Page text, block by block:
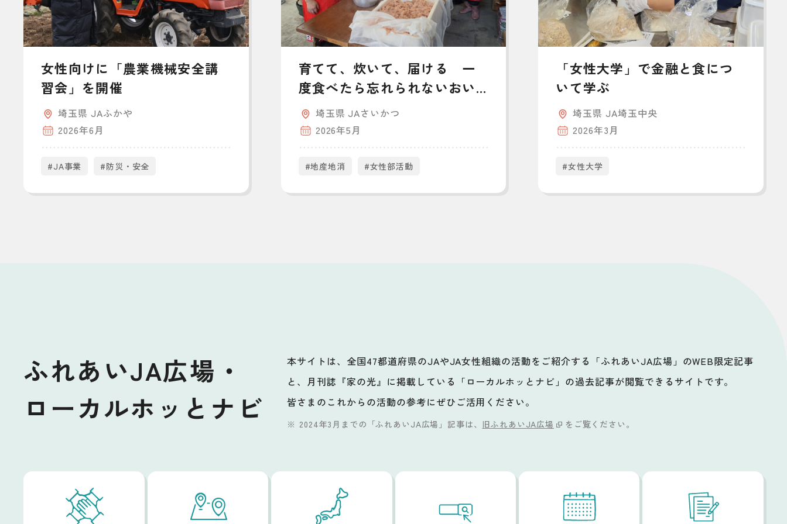
女性向けに「農業機械安全講
習会」を開催
埼玉県 JAふかや
2026年6月
#JA事業 #防災・安全
育てて、炊いて、届ける 一
度食べたら忘れられないおい
しさ埼玉県 JAさいかつ
2026年5月
#地産地消 #女性部活動
「女性大学」で金融と食につ
いて学ぶ
埼玉県 JA埼玉中央
2026年3月
#女性大学
ふれあいJA広場・
ローカルホッとナビ
本サイトは、全国47都道府県のJAやJA女性組織の活動をご紹介する「ふれあいJA広場」のWEB限定記事
と、月刊誌『家の光』に掲載している「ローカルホッとナビ」の過去記事が閲覧できるサイトです。
皆さまのこれからの活動の参考にぜひご活用ください。
2024年3月までの「ふれあいJA広場」記事は、 旧ふれあいJA広場 をご覧ください。